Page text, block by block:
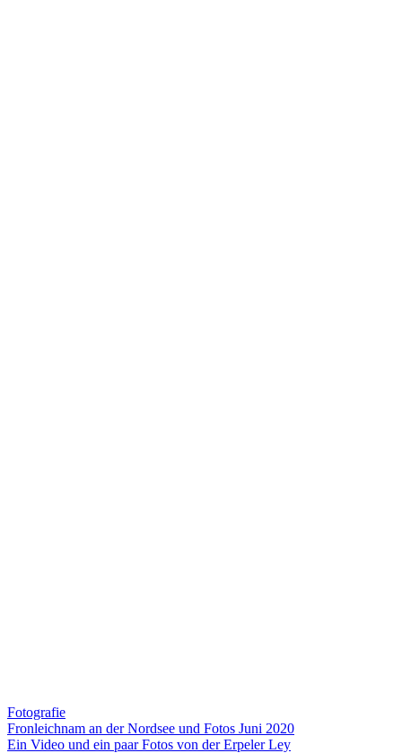
Fotografie
Beitragsnavigation
Fronleichnam an der Nordsee und Fotos Juni 2020
Ein Video und ein paar Fotos von der Erpeler Ley